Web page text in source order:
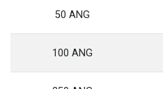
50 ANG
100 ANG